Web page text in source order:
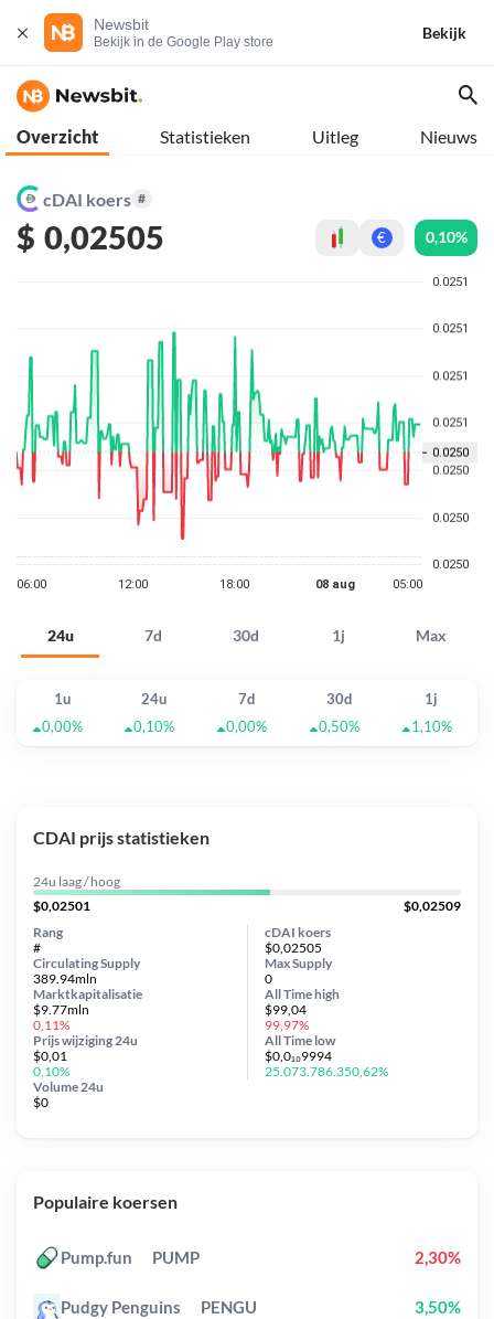
Newsbit
Bekijk in de Google Play store
Bekijk
Overzicht Statistieken Uitleg Nieuws
cDAI koers #
$ 0,02505 € 0,10%
24u 7d 30d 1j Max
1u 24u 7d 30d
1j
0,00%
0,10% 0,00% 0,50% 1,10%
CDAI prijs statistieken
24u laag / hoog
$0,02501
$0,02509
cDAI koers
$0,02505
Circulating Supply
389.94mln
Prijs wijziging 24u
$0,01
0,10%
Max Supply
0
Marktkapitalisatie
$9.77mln
0,11%
Volume 24u
$0
Rang
#
All Timehigh
$99,04
99,97%
All Time low
$0,0₁₀9994
25.073.786.350,62%
Populaire koersen
Pump.fun PUMP 2,30%
Pudgy Penguins PENGU 3,50%